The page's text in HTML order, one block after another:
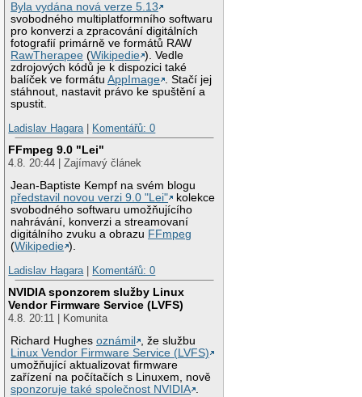
Byla vydána nová verze 5.13
svobodného multiplatformního softwaru
pro konverzi a zpracování digitálních
fotografií primárně ve formátů RAW
RawTherapee (Wikipedie ). Vedle
zdrojových kódů je k dispozici také
balíček ve formátuAppImage . Stačí jej
stáhnout, nastavit právo ke spuštění a
spustit.
Ladislav Hagara| Komentářů: 0
FFmpeg 9.0 "Lei"
4.8. 20:44 | Zajímavý článek
Jean-Baptiste Kempf na svém blogu
představil novou verzi 9.0 "Lei"
kolekce
svobodného softwaru umožňujícího
nahrávání, konverzi a streamovaní
digitálního zvuku a obrazu FFmpeg
(Wikipedie ).
Ladislav Hagara| Komentářů: 0
NVIDIA sponzorem služby Linux
Vendor Firmware Service (LVFS)
4.8. 20:11 | Komunita
Richard Hughesoznámil
, že službu
Linux Vendor Firmware Service (LVFS)
umožňující aktualizovat firmware
zařízení na počítačích s Linuxem, nově
sponzoruje také společnost NVIDIA .